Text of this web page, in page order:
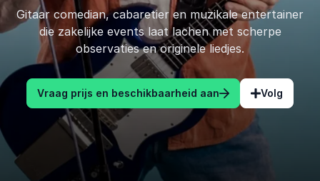
Gitaar comedian, cabaretier en muzikale entertainer
die zakelijke events laat lachen met scherpe
observaties en originele liedjes.
Vraag prijs en beschikbaarheid aan Volg